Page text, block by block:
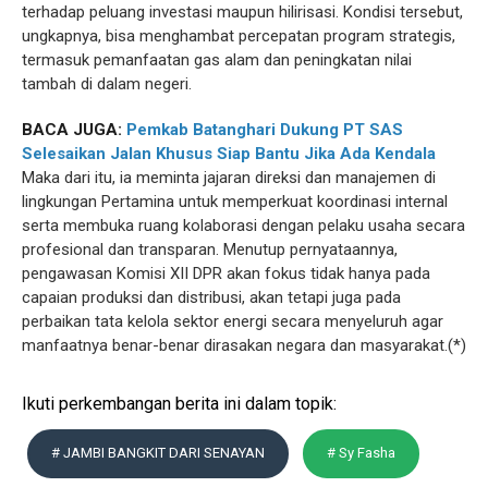
terhadap peluang investasi maupun hilirisasi. Kondisi tersebut,
ungkapnya, bisa menghambat percepatan program strategis,
termasuk pemanfaatan gas alam dan peningkatan nilai
tambah di dalam negeri.
BACA JUGA: Pemkab Batanghari Dukung PT SAS
Selesaikan Jalan Khusus Siap Bantu Jika Ada Kendala
Maka dari itu, ia meminta jajaran direksi dan manajemen di
lingkungan Pertamina untuk memperkuat koordinasi internal
serta membuka ruang kolaborasi dengan pelaku usaha secara
profesional dan transparan. Menutup pernyataannya,
pengawasan Komisi XII DPR akan fokus tidak hanya pada
capaian produksi dan distribusi, akan tetapi juga pada
perbaikan tata kelola sektor energi secara menyeluruh agar
manfaatnya benar-benar dirasakan negara dan masyarakat.(*)
Ikuti perkembangan berita ini dalam topik:
# JAMBI BANGKIT DARI SENAYAN # Sy Fasha